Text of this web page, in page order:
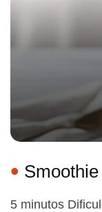
5 minutos